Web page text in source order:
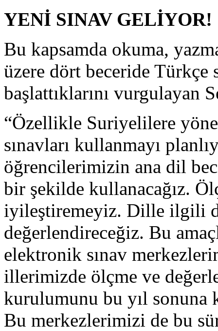
YENİ SINAV GELİYOR!
Bu kapsamda okuma,
üzere dört beceride Türkçe
başlattıklarını
“Özellikle Suriyelilere
sınavları kullanmayı
öğrencilerimizin ana dil
bir şekilde kullanacağız.
iyileştiremeyiz. Dille ilgili
değerlendireceğiz. Bu
elektronik sınav
illerimizde ölçme ve
kurulumunu bu yıl sonuna
Bu merkezlerimizi de bu